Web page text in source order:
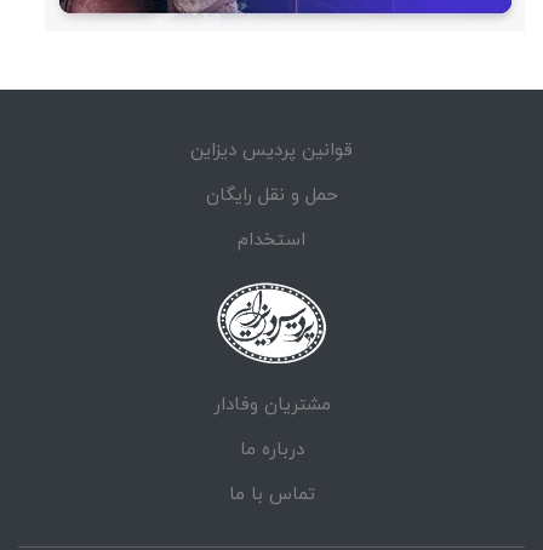
قوانین پردیس دیزاین
حمل و نقل رایگان
استخدام
مشتریان وفادار
درباره ما
تماس با ما